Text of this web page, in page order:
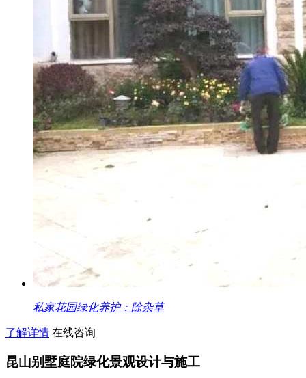
私家花园绿化养护：除杂草
了解详情 在线咨询
昆山别墅庭院绿化景观设计与施工